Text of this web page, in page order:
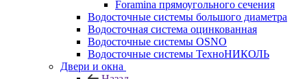
Foramina прямоугольного сечения
Водосточные системы большого диаметра
Водосточная система оцинкованная
Водосточные системы OSNO
Водосточные системы ТехноНИКОЛЬ
Двери и окна